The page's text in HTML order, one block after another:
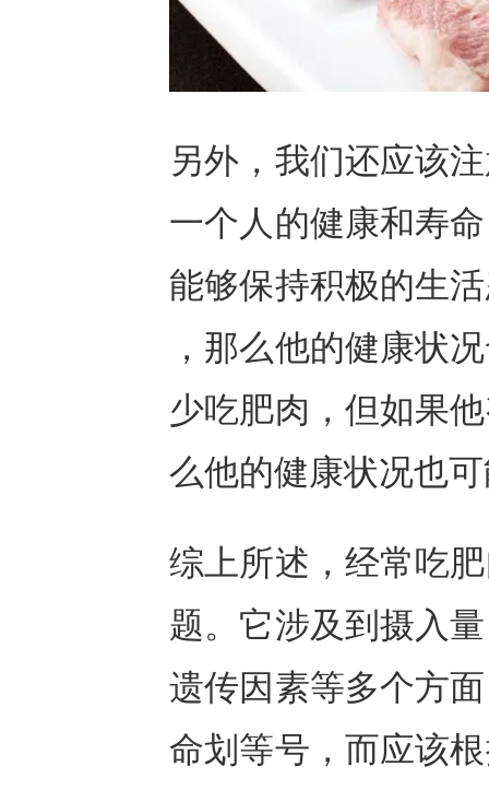
另外，我们还应该
一个人的健康和寿
能够保持积极的生
，那么他的健康状
少吃肥肉，但如果
么他的健康状况也
综上所述，经常吃
题。它涉及到摄入
遗传因素等多个方
命划等号，而应该